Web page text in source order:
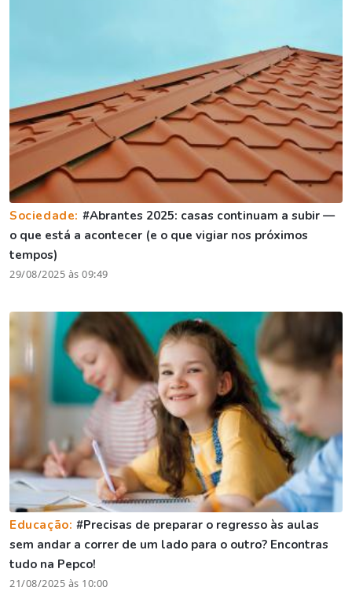
Sociedade: #Abrantes 2025: casas continuam a subir —
o que está a acontecer (e o que vigiar nos próximos
tempos)
29/08/2025 às 09:49
Educação:#Precisas de preparar o regresso às aulas
sem andar a correr de um lado para o outro? Encontras
tudo na Pepco!
21/08/2025 às 10:00